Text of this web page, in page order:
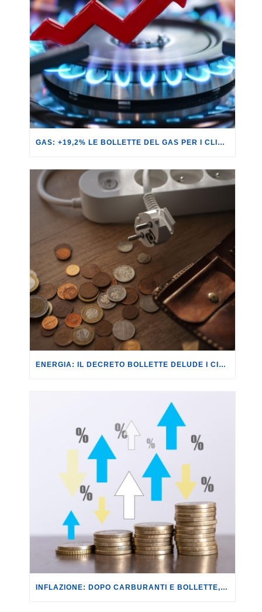
GAS: +19,2% LE BOLLETTE DEL GAS PER I CLIENTI IN SERVIZIO DI VULNERABILITÀ.
ENERGIA: IL DECRETO BOLLETTE DELUDE I CITTADINI, ANCHE NELLA SUA CONVERSIONE IN LEGGE.
INFLAZIONE: DOPO CARBURANTI E BOLLETTE, GLI EFFETTI DEL CONFLITTO INIZIANO A FARSI SENTIRE SUI PREZZI.